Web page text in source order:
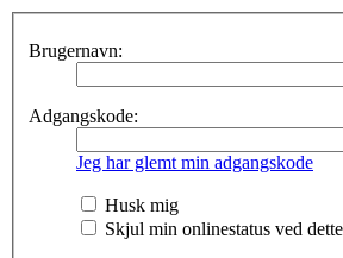
Brugernavn:
Adgangskode:
Jeg har glemt min adgangskode
Husk mig
Skjul min onlinestatus ved